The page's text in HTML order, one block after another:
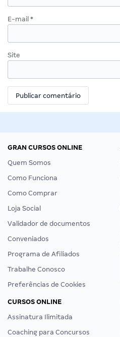
E-mail *
Site
GRAN CURSOS ONLINE
Quem Somos
Como Funciona
Como Comprar
Loja Social
Validador de documentos
Conveniados
Programa de Afiliados
Trabalhe Conosco
Preferências de Cookies
CURSOS ONLINE
Assinatura Ilimitada
Coaching para Concursos